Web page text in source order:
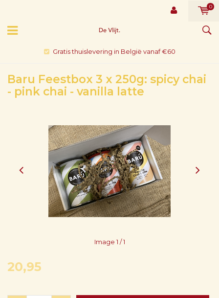
0
Gratis thuislevering in België vanaf €60
Baru Feestbox 3 x 250g: spicy chai
- pink chai - vanilla latte
Image1 / 1
20,95